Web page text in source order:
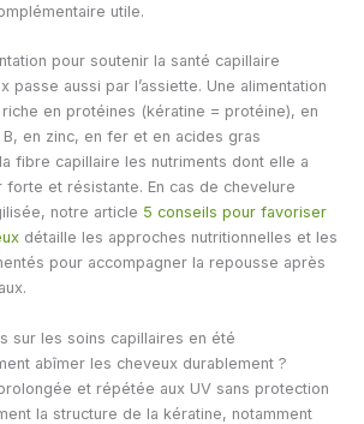
utile.
pour soutenir la santé capillaire
passe aussi par l’assiette. Une alimentation
en protéines (kératine = protéine), en
en zinc, en fer et en acides gras
fibre capillaire les nutriments dont elle a
et résistante. En cas de chevelure
notre article 5 conseils pour favoriser
détaille les approches nutritionnelles et les
pour accompagner la repousse après
sur les soins capillaires en été
abîmer les cheveux durablement ?
et répétée aux UV sans protection
la structure de la kératine, notamment